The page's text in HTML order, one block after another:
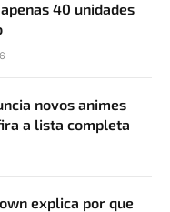
40 unidades
novos animes
a lista completa
explica por que